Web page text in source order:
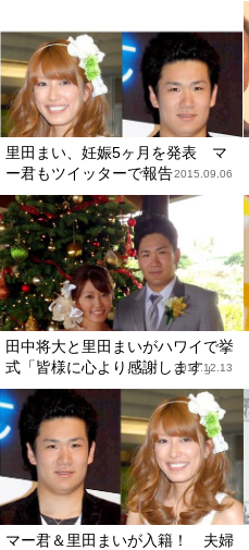
里田まい、妊娠5ヶ月を発表 マ
ー君もツイッターで報告2015.09.06
田中将大と里田まいがハワイで挙
式「皆様に心より感謝します」
2012.12.13
マー君＆里田まいが入籍！ 夫婦